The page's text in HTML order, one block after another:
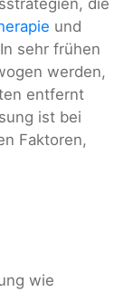
die
und
sehr frühen
werden,
entfernt
ist bei
Faktoren,
wie